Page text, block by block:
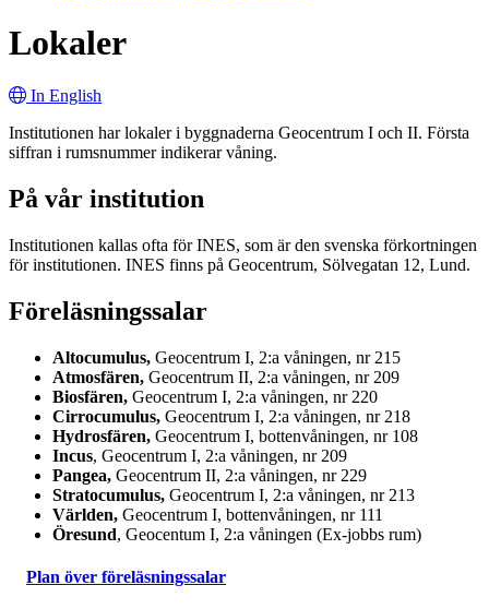
Lokaler
In English
Institutionen har lokaler i byggnaderna Geocentrum I och II. Första
siffran i rumsnummer indikerar våning.
På vår institution
Institutionen kallas ofta för INES, som är den svenska förkortningen
för institutionen. INES finns på Geocentrum, Sölvegatan 12, Lund.
Föreläsningssalar
Altocumulus, Geocentrum I, 2:a våningen, nr 215
Atmosfären, Geocentrum II, 2:a våningen, nr 209
Biosfären, Geocentrum I, 2:a våningen, nr 220
Cirrocumulus, Geocentrum I, 2:a våningen, nr 218
Hydrosfären, Geocentrum I, bottenvåningen, nr 108
Incus, Geocentrum I, 2:a våningen, nr 209
Pangea, Geocentrum II, 2:a våningen, nr 229
Stratocumulus, Geocentrum I, 2:a våningen, nr 213
Världen, Geocentrum I, bottenvåningen, nr 111
Öresund, Geocentum I, 2:a våningen (Ex-jobbs rum)
Plan över föreläsningssalar